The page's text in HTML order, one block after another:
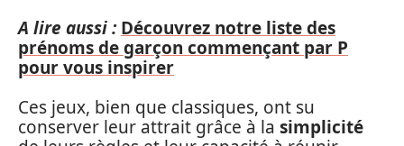
A lire aussi : Découvrez notre liste des
prénoms de garçon commençant par P
pour vous inspirer
Ces jeux, bien que classiques, ont su
conserver leur attrait grâce à la simplicité